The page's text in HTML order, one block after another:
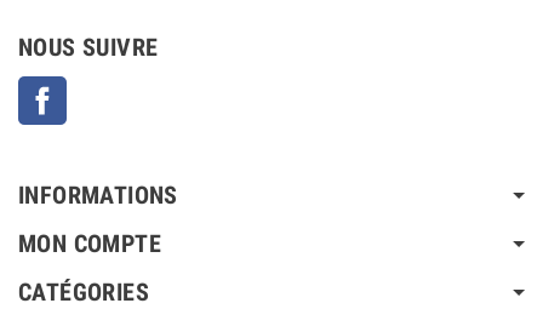
NOUS SUIVRE
INFORMATIONS
MON COMPTE
CATÉGORIES